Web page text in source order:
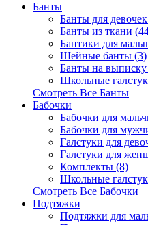
Банты
Банты для
Банты из ткани
Бантики для
Шейные банты (3)
Банты на
Школьные
Смотреть Все Банты
Бабочки
Бабочки для
Бабочки для
Галстуки для
Галстуки для
Комплекты (8)
Школьные
Смотреть Все Бабочки
Подтяжки
Подтяжки для